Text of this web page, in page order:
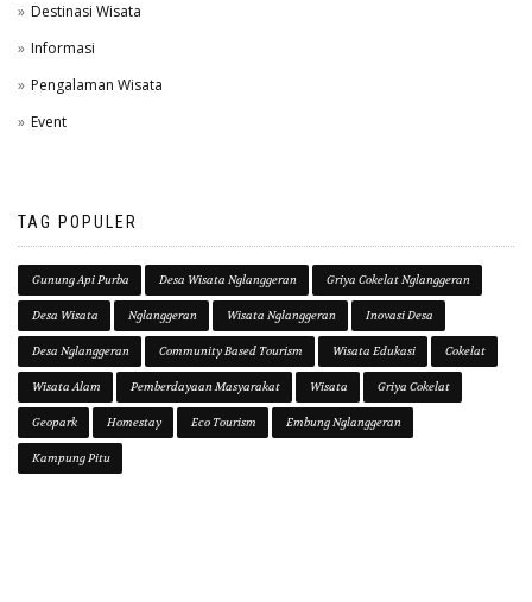
Destinasi Wisata
Informasi
Pengalaman Wisata
Event
TAG POPULER
Gunung Api Purba Desa Wisata Nglanggeran Griya Cokelat Nglanggeran
Desa Wisata Nglanggeran Wisata Nglanggeran Inovasi Desa
Desa Nglanggeran Community Based Tourism Wisata Edukasi Cokelat
Wisata Alam Pemberdayaan Masyarakat Wisata Griya Cokelat
Geopark Homestay Eco Tourism Embung Nglanggeran
Kampung Pitu